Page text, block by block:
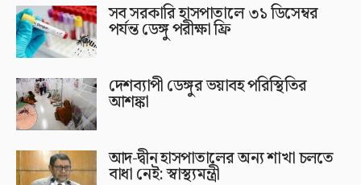
সব সরকারি হাসপাতালে ৩১ ডিসেম্বর
পর্যন্ত ডেঙ্গু পরীক্ষা ফ্রি
দেশব্যাপী ডেঙ্গুর ভয়াবহ পরিস্থিতির
আশঙ্কা
আদ-দ্বীন হাসপাতালের অন্য শাখা চলতে
বাধা নেই: স্বাস্থ্যমন্ত্রী